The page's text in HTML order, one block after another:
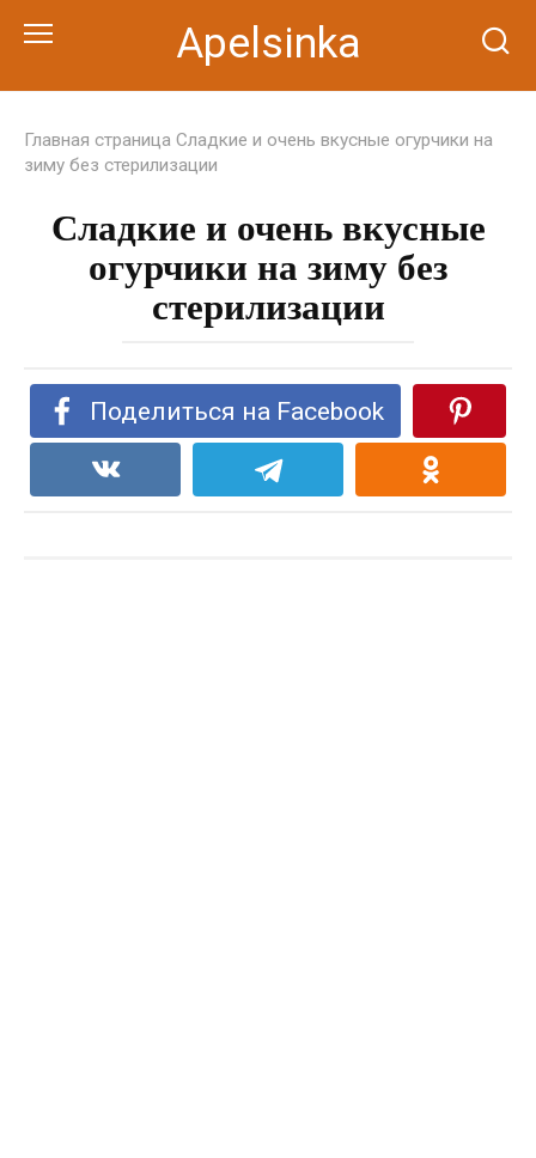
Apelsinka
Главная страница Сладкие и очень вкусные огурчики на
зиму без стерилизации
Сладкие и очень вкусные
огурчики на зиму без
стерилизации
Поделиться на Facebook